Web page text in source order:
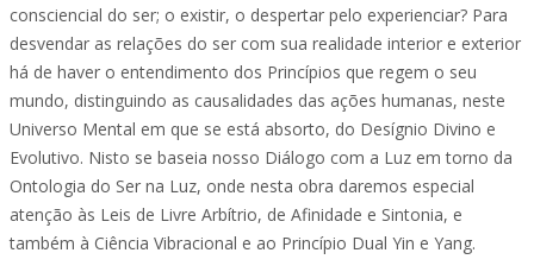
consciencial do ser; o existir, o despertar pelo experienciar? Para
desvendar as relações do ser com sua realidade interior e exterior
há de haver o entendimento dos Princípios que regem o seu
mundo, distinguindo as causalidades das ações humanas, neste
Universo Mental em que se está absorto, do Desígnio Divino e
Evolutivo. Nisto se baseia nosso Diálogo com a Luz em torno da
Ontologia do Ser na Luz, onde nesta obra daremos especial
atenção às Leis de Livre Arbítrio, de Afinidade e Sintonia, e
também à Ciência Vibracional e ao Princípio Dual Yin e Yang.